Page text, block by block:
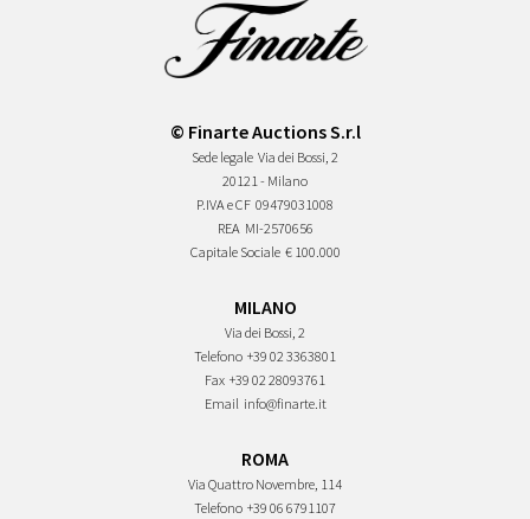
© Finarte Auctions S.r.l
Sede legale Via dei Bossi, 2
20121 - Milano
P.IVA e CF 09479031008
REA MI-2570656
Capitale Sociale € 100.000
MILANO
Via dei Bossi, 2
Telefono +39 02 3363801
Fax +39 02 28093761
Email info@finarte.it
ROMA
Via Quattro Novembre, 114
Telefono +39 06 6791107